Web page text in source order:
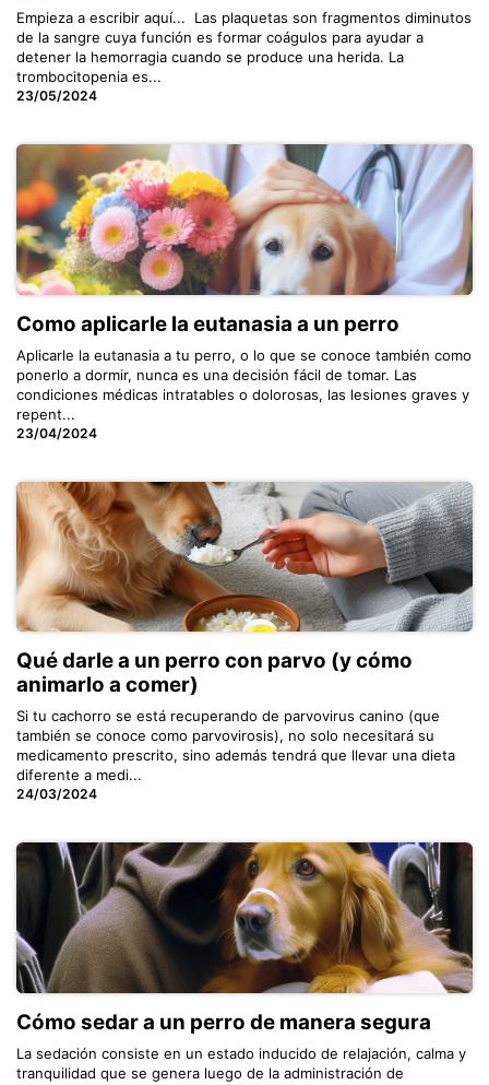
Empieza a escribir aquí... ​ Las plaquetas son fragmentos diminutos
de la sangre cuya función es formar coágulos para ayudar a
detener la hemorragia cuando se produce una herida. La
trombocitopenia es...
23/05/2024
Como aplicarle la eutanasia a un perro
Aplicarle la eutanasia a tu perro, o lo que se conoce también como
ponerlo a dormir, nunca es una decisión fácil de tomar. Las
condiciones médicas intratables o dolorosas, las lesiones graves y
repent...
23/04/2024
Qué darle a un perro con parvo (y cómo
animarlo a comer)
Si tu cachorro se está recuperando de parvovirus canino (que
también se conoce como parvovirosis), no solo necesitará su
medicamento prescrito, sino además tendrá que llevar una dieta
diferente a medi...
24/03/2024
Cómo sedar a un perro de manera segura
La sedación consiste en un estado inducido de relajación, calma y
tranquilidad que se genera luego de la administración de